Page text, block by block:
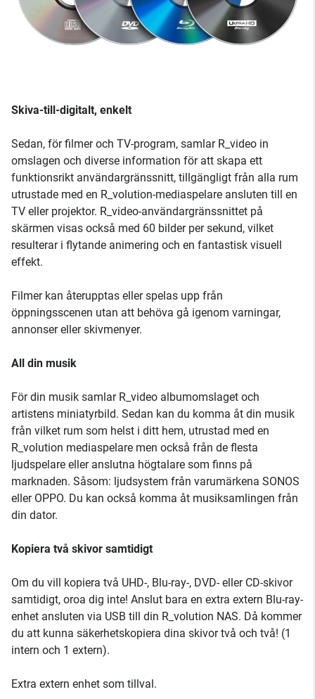
Skiva-till-digitalt, enkelt
Sedan, för filmer och TV-program, samlar R_video in
omslagen och diverse information för att skapa ett
funktionsrikt användargränssnitt, tillgängligt från alla rum
utrustade med en R_volution-mediaspelare ansluten till en
TV eller projektor. R_video-användargränssnittet på
skärmen visas också med 60 bilder per sekund, vilket
resulterar i flytande animering och en fantastisk visuell
effekt.
Filmer kan återupptas eller spelas upp från
öppningsscenen utan att behöva gå igenom varningar,
annonser eller skivmenyer.
All din musik
För din musik samlar R_video albumomslaget och
artistens miniatyrbild. Sedan kan du komma åt din musik
från vilket rum som helst i ditt hem, utrustad med en
R_volution mediaspelare men också från de flesta
ljudspelare eller anslutna högtalare som finns på
marknaden. Såsom: ljudsystem från varumärkena SONOS
eller OPPO. Du kan också komma åt musiksamlingen från
din dator.
Kopiera två skivor samtidigt
Om du vill kopiera två UHD-, Blu-ray-, DVD- eller CD-skivor
samtidigt, oroa dig inte! Anslut bara en extra extern Blu-ray-
enhet ansluten via USB till din R_volution NAS. Då kommer
du att kunna säkerhetskopiera dina skivor två och två! (1
intern och 1 extern).
Extra extern enhet som tillval.